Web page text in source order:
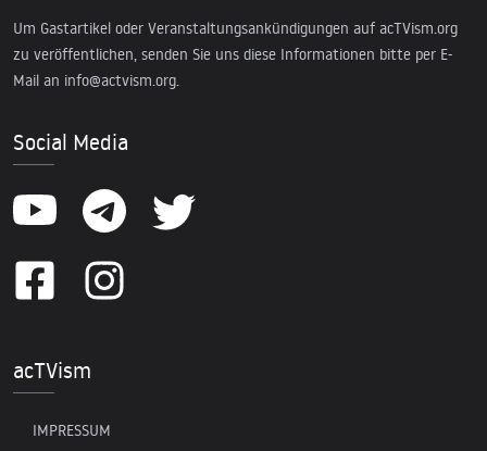
Um Gastartikel oder Veranstaltungsankündigungen auf acTVism.org
zu veröffentlichen, senden Sie uns diese Informationen bitte per E-
Mail an info@actvism.org.
Social Media
acTVism
IMPRESSUM